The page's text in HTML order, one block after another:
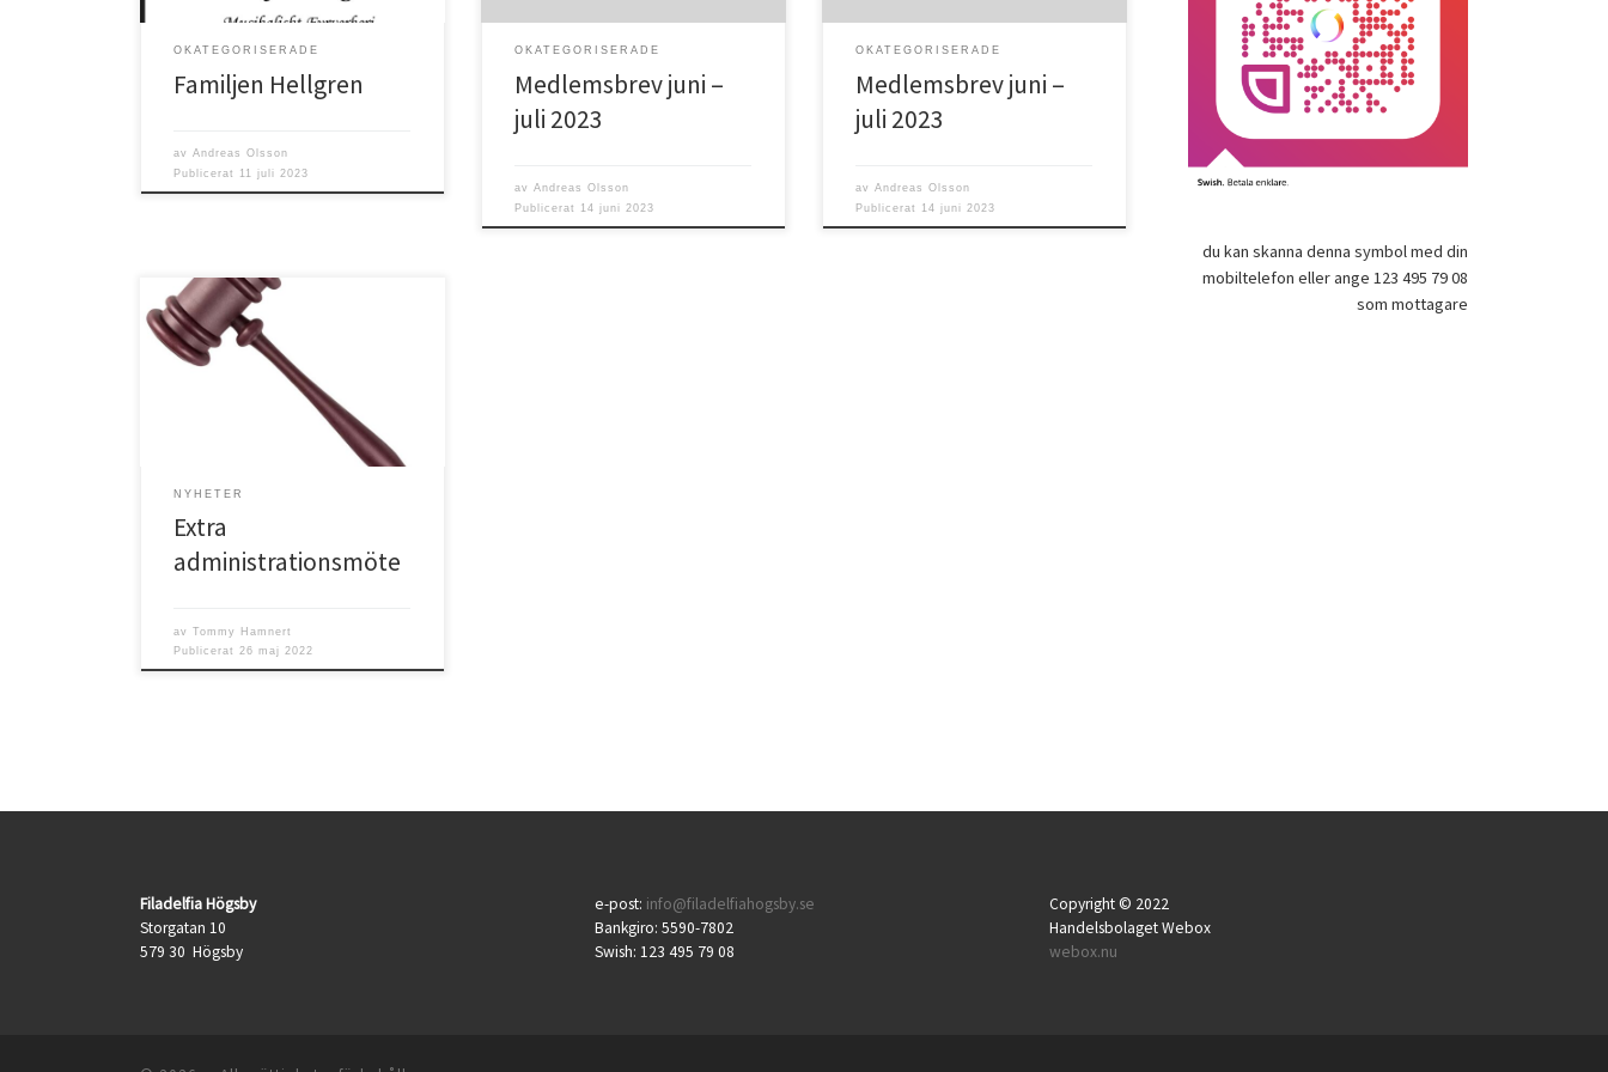
OKATEGORISERADE
Familjen Hellgren
avAndreas Olsson
Publicerat 11 juli 2023
OKATEGORISERADE
Medlemsbrev juni –
juli 2023
avAndreas Olsson
Publicerat 14 juni 2023
OKATEGORISERADE
Medlemsbrev juni –
juli 2023
avAndreas Olsson
Publicerat 14 juni 2023
Härmed kallas du som är medlem i
Filadelfiaförsamlingen i Högsby till ett
extra administrationsmöte gällande
NYHETER
Extra
administrationsmöte
avTommy Hamnert
Publicerat26 maj 2022
du kan skanna denna symbol med din
mobiltelefon eller ange 123 495 79 08
som mottagare
Filadelfia Högsby
Storgatan 10
579 30 Högsby
e-post: info@filadelfiahogsby.se
Bankgiro: 5590-7802
Swish: 123 495 79 08
Copyright © 2022
Handelsbolaget Webox
webox.nu